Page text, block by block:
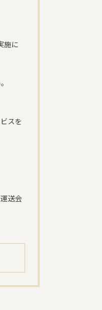
施に
スを
送会